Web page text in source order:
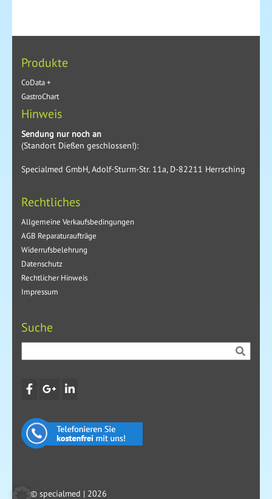
Produkte
CoData +
GastroChart
Hinweis
Sendung nur noch an
(Standort Dießen geschlossen!):
Specialmed GmbH, Adolf-Sturm-Str. 11a, D-82211 Herrsching
Rechtliches
Allgemeine Verkaufsbedingungen
AGB Reparaturaufträge
Widerrufsbelehrung
Datenschutz
Rechtlicher Hinweis
Impressum
Suche
© specialmed | 2026